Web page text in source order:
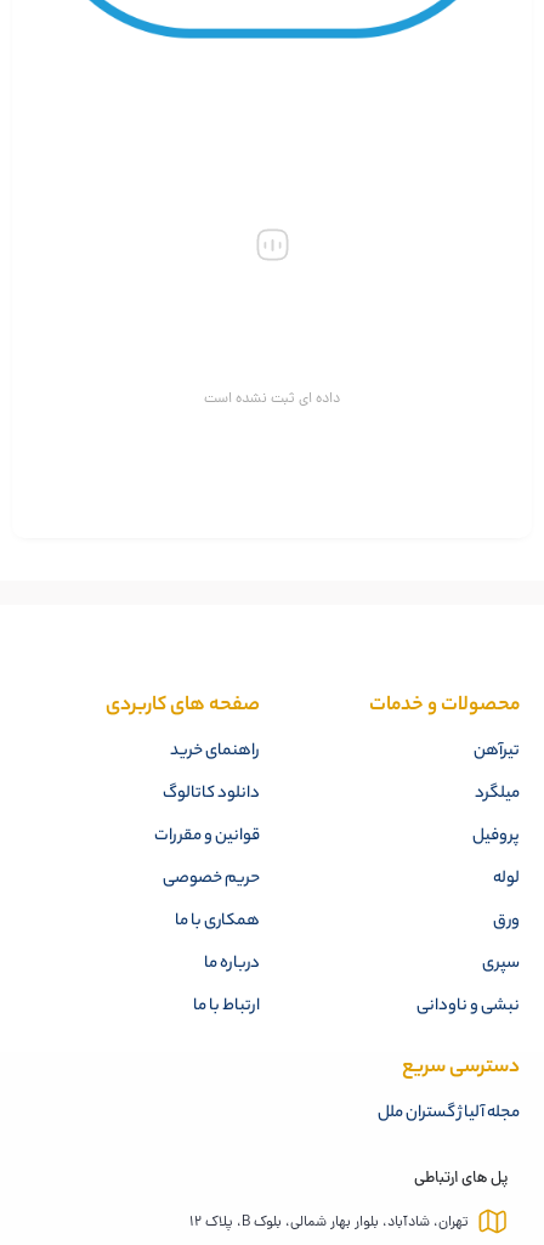
داده ای ثبت نشده است
محصولات و خدمات
تیرآهن
میلگرد
پروفیل
لوله
ورق
سپری
نبشی و ناودانی
صفحه های کاربردی
راهنمای خرید
دانلود کاتالوگ
قوانین و مقررات
حریم خصوصی
همکاری با ما
درباره ما
ارتباط با ما
دسترسی سریع
مجله آلیاژ گستران ملل
پل های ارتباطی
تهران، شادآباد، بلوار بهار شمالی، بلوک B، پلاک 12